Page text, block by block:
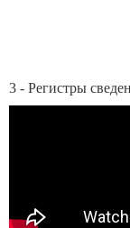
3 - Регистры